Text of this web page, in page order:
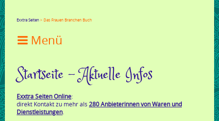
Exxtra Seiten Das Frauen Branchen Buch

Startseite - Aktuelle Infos
Exxtra Seiten Online:
direkt Kontakt zu mehr als 280 Anbieterinnen von Waren und
Dienstleistungen